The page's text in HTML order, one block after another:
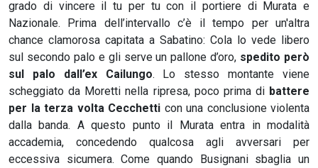
grado di vincere il tu per tu con il portiere di Murata e
Nazionale. Prima dell’intervallo c’è il tempo per un'altra
chance clamorosa capitata a Sabatino: Cola lo vede libero
sul secondo palo e gli serve un pallone d’oro, spedito però
sul palo dall’ex Cailungo. Lo stesso montante viene
scheggiato da Moretti nella ripresa, poco prima di battere
per la terza volta Cecchetti con una conclusione violenta
dalla banda. A questo punto il Murata entra in modalità
accademia, concedendo qualcosa agli avversari per
eccessiva sicumera. Come quando Busignani sbaglia un